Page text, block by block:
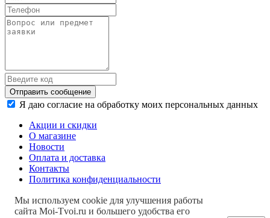
Отправить сообщение
Я даю согласие на обработку моих персональных данных
Акции и скидки
О магазине
Новости
Оплата и доставка
Контакты
Политика конфиденциальности
Мы используем cookie для улучшения работы
сайта Moi-Tvoi.ru и большего удобства его